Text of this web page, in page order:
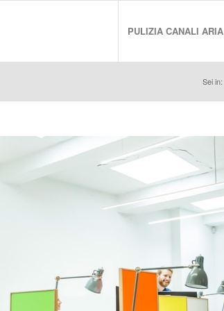
PULIZIA CANALI ARIA
Sei in: